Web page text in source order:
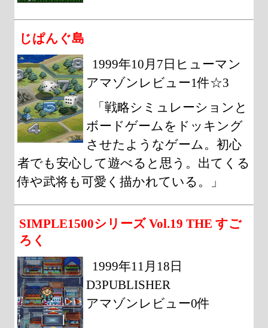
じぱんぐ島
1999年10月7日ヒューマン
アマゾンレビュー1件☆3
「戦略シミュレーションと
ボードゲームをドッキング
させたようなゲーム。初心
者でも安心して遊べると思う。出てくる
侍や武将も可愛く描かれている。」
SIMPLE1500シリーズ Vol.19 THE すご
ろく
1999年11月18日
D3PUBLISHER
アマゾンレビュー0件